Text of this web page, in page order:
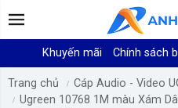
Khuyến mãi Chính sách
Trang chủ Cáp Audio - Video
Ugreen 10768 1M màu Xám Dây cáp quang âm thanh 2 đầu